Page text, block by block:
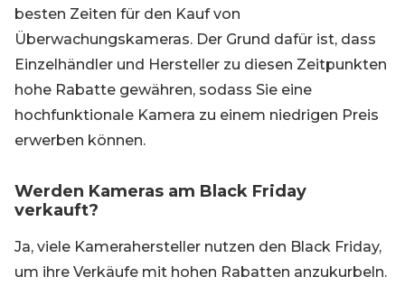
besten Zeiten für den Kauf von
Überwachungskameras. Der Grund dafür ist, dass
Einzelhändler und Hersteller zu diesen Zeitpunkten
hohe Rabatte gewähren, sodass Sie eine
hochfunktionale Kamera zu einem niedrigen Preis
erwerben können.
Werden Kameras am Black Friday
verkauft?
Ja, viele Kamerahersteller nutzen den Black Friday,
um ihre Verkäufe mit hohen Rabatten anzukurbeln.